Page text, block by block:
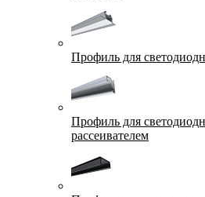
Профиль для
Профиль для
рассеивателем